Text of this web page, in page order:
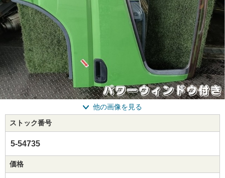
他の画像を見る
ストック番号
5-54735
価格